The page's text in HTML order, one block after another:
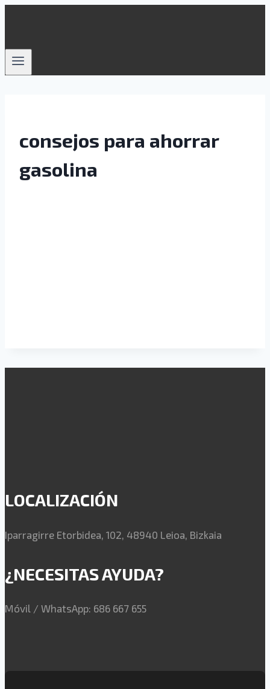
consejos para ahorrar
gasolina
LOCALIZACIÓN
Iparragirre Etorbidea, 102, 48940 Leioa, Bizkaia
¿NECESITAS AYUDA?
Móvil / WhatsApp: 686 667 655